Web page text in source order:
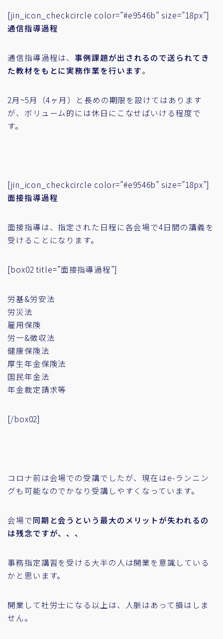
[jin_icon_checkcircle color=”#e9546b” size=”18px”]
通信指導過程
通信指導過程は、事例課題が出されるので送られてき
た教材をもとに実務作業を行います。
2月~5月（4ヶ月）と長めの期限を設けてはあります
が、ボリューム的には休日にこなせばいける程度で
す。
[jin_icon_checkcircle color=”#e9546b” size=”18px”]
面接指導過程
面接指導は、指定された日程に各会場で4日間の講義を
受けることになります。
[box02 title=”面接指導過程”]
労基&労安法
労災法
雇用保険
労一&徴収法
健康保険法
厚生年金保険法
国民年金法
年金裁定請求等
[/box02]
コロナ前は会場での受講でしたが、現在はe-ランニン
グも可能なのでかなり受講しやすくなっています。
会場で同期と会うという最大のメリットが失われるの
は残念ですが、、、
事務指定講習を受ける大半の人は開業を意識している
かと思います。
開業して社労士になる以上は、人脈はあって損はしま
せん。